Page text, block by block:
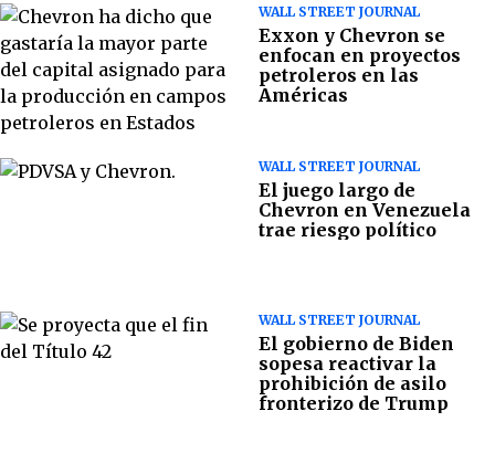
WALL STREET JOURNAL
Exxon y Chevron se
enfocan en proyectos
petroleros en las
Américas
WALL STREET JOURNAL
El juego largo de
Chevron en Venezuela
trae riesgo político
WALL STREET JOURNAL
El gobierno de Biden
sopesa reactivar la
prohibición de asilo
fronterizo de Trump